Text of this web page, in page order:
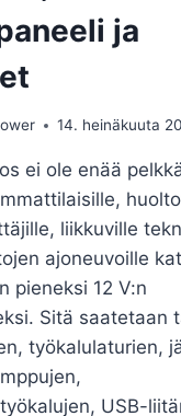
ja
14. heinäkuuta
ei ole enää
liikkuville
ajoneuvoille
pieneksi 12 V:n
Sitä saatetaan
työkalulaturien,
USB-